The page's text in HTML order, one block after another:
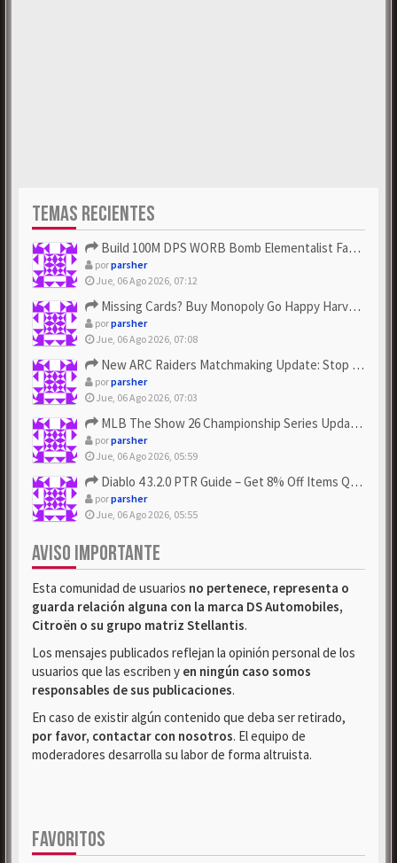
TEMAS RECIENTES
Build 100M DPS WORB Bomb Elementalist Fast - Grab POE Curren...
porparsher
Jue, 06 Ago 2026, 07:12
Missing Cards? Buy Monopoly Go Happy Harvest with Looney Tun...
porparsher
Jue, 06 Ago 2026, 07:08
New ARC Raiders Matchmaking Update: Stop Failed - Grab Bluep...
porparsher
Jue, 06 Ago 2026, 07:03
MLB The Show 26 Championship Series Update! Get Cheap & ...
porparsher
Jue, 06 Ago 2026, 05:59
Diablo 4 3.2.0 PTR Guide – Get 8% Off Items Quickly to Test ...
porparsher
Jue, 06 Ago 2026, 05:55
AVISO IMPORTANTE
Esta comunidad de usuarios no pertenece, representa o
guarda relación alguna con la marca DS Automobiles,
Citroën o su grupo matriz Stellantis.
Los mensajes publicados reflejan la opinión personal de los
usuarios que las escriben y en ningún caso somos
responsables de sus publicaciones.
En caso de existir algún contenido que deba ser retirado,
por favor, contactar con nosotros. El equipo de
moderadores desarrolla su labor de forma altruista.
FAVORITOS